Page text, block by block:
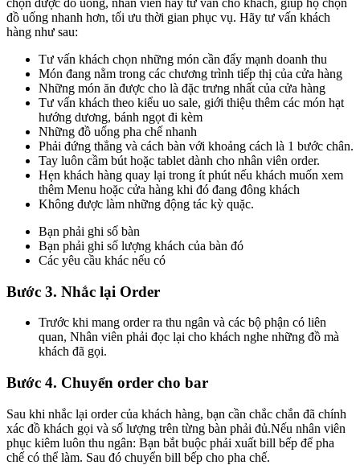
đồ uống nhanh hơn, tối ưu thời gian phục vụ. Hãy tư vấn khách
hàng như sau:
Tư vấn khách chọn những món cần đẩy mạnh doanh thu
Món đang nằm trong các chương trình tiếp thị của cửa hàng
Những món ăn được cho là đặc trưng nhất của cửa hàng
Tư vấn khách theo kiểu uo sale, giới thiệu thêm các món hạt
hướng dương, bánh ngọt đi kèm
Những đồ uống pha chế nhanh
Phải đứng thẳng và cách bàn với khoảng cách là 1 bước chân.
Tay luôn cầm bút hoặc tablet dành cho nhân viên order.
Hẹn khách hàng quay lại trong ít phút nếu khách muốn xem
thêm Menu hoặc cửa hàng khi đó đang đông khách
Không được làm những động tác kỳ quặc.
Bạn phải ghi số bàn
Bạn phải ghi số lượng khách của bàn đó
Các yêu cầu khác nếu có
Bước 3. Nhắc lại Order
Trước khi mang order ra thu ngân và các bộ phận có liên
quan, Nhân viên phải đọc lại cho khách nghe những đồ mà
khách đã gọi.
Bước 4. Chuyển order cho bar
Sau khi nhắc lại order của khách hàng, bạn cần chắc chắn đã chính
xác đồ khách gọi và số lượng trên từng bàn phải đủ.Nếu nhân viên
phục kiêm luôn thu ngân: Bạn bắt buộc phải xuất bill bếp để pha
chế có thể làm. Sau đó chuyển bill bếp cho pha chế.